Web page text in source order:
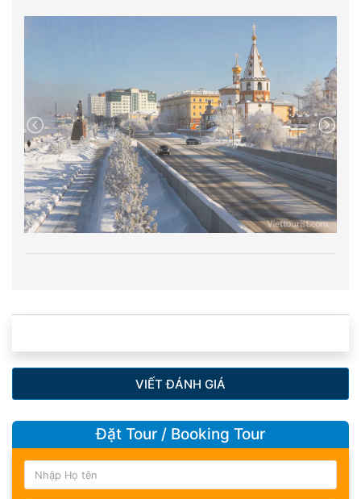
Hành trình chinh phục "Trái tim băng giá Siberia" – Hồ
Baikal mùa đông – đã chính thức khép lại. Trưởng
đoàn Viettourist nồng nhiệt chào tạm biệt, gửi lời cảm
ơn chân thành vì Quý khách đã tin tưởng và đồng
hành. Hẹn gặp lại Quý khách trên những nẻo đường
khám phá mới, tuyệt vời hơn nữa trong các chuyến
tour tiếp theo cùng Viettourist!
VIẾT ĐÁNH GIÁ
Đặt Tour / Booking Tour